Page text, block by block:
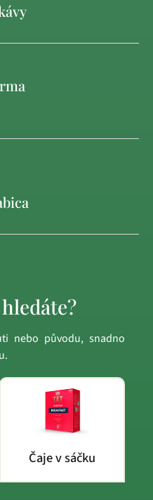
nebo původu, snadno
Čaje v sáčku